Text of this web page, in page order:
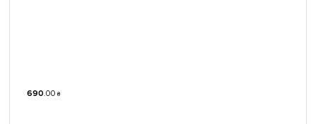
690. 00 ₴